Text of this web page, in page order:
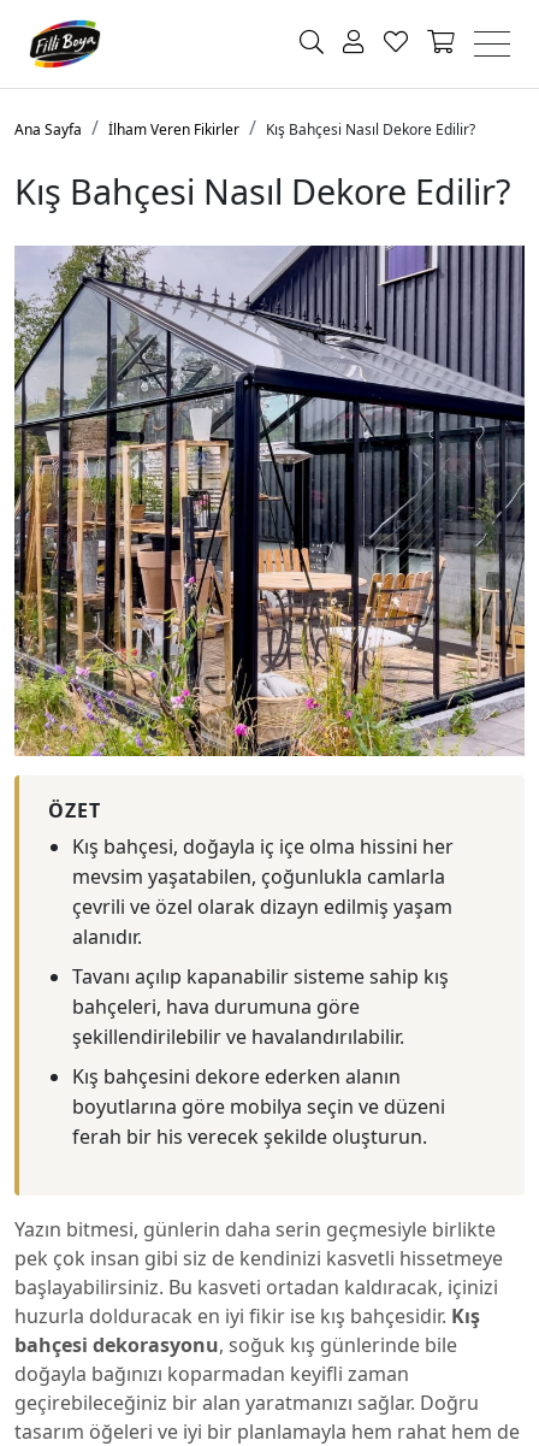
Ana Sayfa İlham Veren Fikirler Kış Bahçesi Nasıl Dekore Edilir?
Kış Bahçesi Nasıl Dekore Edilir?
ÖZET
Kış bahçesi, doğayla iç içe olma hissini her
mevsim yaşatabilen, çoğunlukla camlarla
çevrili ve özel olarak dizayn edilmiş yaşam
alanıdır.
Tavanı açılıp kapanabilir sisteme sahip kış
bahçeleri, hava durumuna göre
şekillendirilebilir ve havalandırılabilir.
Kış bahçesini dekore ederken alanın
boyutlarına göre mobilya seçin ve düzeni
ferah bir his verecek şekilde oluşturun.
Yazın bitmesi, günlerin daha serin geçmesiyle birlikte
pek çok insan gibi siz de kendinizi kasvetli hissetmeye
başlayabilirsiniz. Bu kasveti ortadan kaldıracak, içinizi
huzurla dolduracak en iyi fikir ise kış bahçesidir. Kış
bahçesi dekorasyonu, soğuk kış günlerinde bile
doğayla bağınızı koparmadan keyifli zaman
geçirebileceğiniz bir alan yaratmanızı sağlar. Doğru
tasarım öğeleri ve iyi bir planlamayla hem rahat hem de